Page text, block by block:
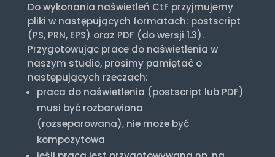
Do wykonania naświetleń CtF przyjmujemy
pliki w następujących formatach: postscript
(PS, PRN, EPS) oraz PDF (do wersji 1.3).
Przygotowując prace do naświetlenia w
naszym studio, prosimy pamiętać o
następujących rzeczach:
praca do naświetlenia (postscript lub PDF)
musi być rozbarwiona
(rozseparowana), nie może być
kompozytowa